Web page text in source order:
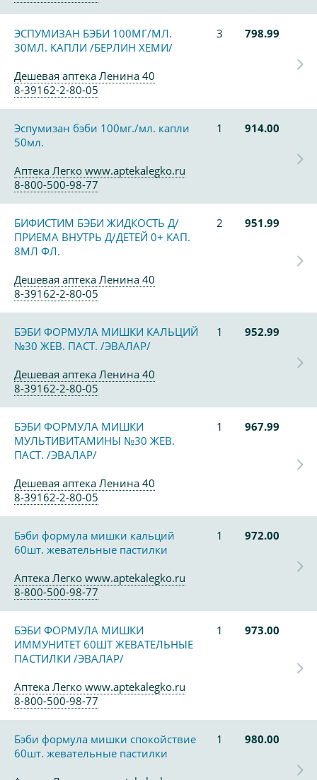
ЭСПУМИЗАН БЭБИ 100МГ/МЛ.
30МЛ. КАПЛИ /БЕРЛИН ХЕМИ/
3 798.99
Дешевая аптека Ленина 40
8-39162-2-80-05
Эспумизан бэби 100мг./мл. капли
50мл.
1 914.00
Аптека Легко www.aptekalegko.ru
8-800-500-98-77
БИФИСТИМ БЭБИ ЖИДКОСТЬ Д/
ПРИЕМА ВНУТРЬ Д/ДЕТЕЙ 0+ КАП.
8МЛ ФЛ.
2 951.99
Дешевая аптека Ленина 40
8-39162-2-80-05
БЭБИ ФОРМУЛА МИШКИ КАЛЬЦИЙ
№30 ЖЕВ. ПАСТ. /ЭВАЛАР/
1 952.99
Дешевая аптека Ленина 40
8-39162-2-80-05
БЭБИ ФОРМУЛА МИШКИ
МУЛЬТИВИТАМИНЫ №30 ЖЕВ.
ПАСТ. /ЭВАЛАР/
1 967.99
Дешевая аптека Ленина 40
8-39162-2-80-05
Бэби формула мишки кальций
60шт. жевательные пастилки
1 972.00
Аптека Легко www.aptekalegko.ru
8-800-500-98-77
БЭБИ ФОРМУЛА МИШКИ
ИММУНИТЕТ 60ШТ ЖЕВАТЕЛЬНЫЕ
ПАСТИЛКИ /ЭВАЛАР/
1 973.00
Аптека Легко www.aptekalegko.ru
8-800-500-98-77
Бэби формула мишки спокойствие
60шт. жевательные пастилки
1 980.00